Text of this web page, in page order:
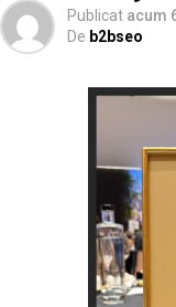
Publicat acum
De b2bseo